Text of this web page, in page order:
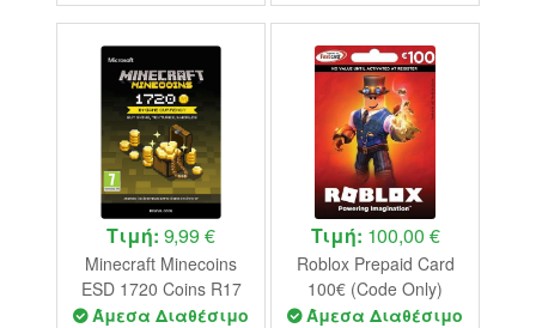
Τιμή: 9,99 €
Minecraft Minecoins
ESD 1720 Coins R17
(Code Only)
Άμεσα Διαθέσιμο
Τιμή: 100,00 €
Roblox Prepaid Card
100€ (Code Only)
Άμεσα Διαθέσιμο